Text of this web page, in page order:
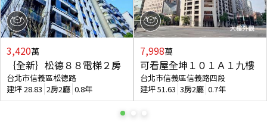
3,420萬
｛全新｝松德８８電梯２房
台北市信義區松德路
建坪28.83 2房2廳 0.8年
7,998萬
可看屋全坤１０１Ａ１九樓
台北市信義區信義路四段
建坪51.63 3房2廳 0.7年